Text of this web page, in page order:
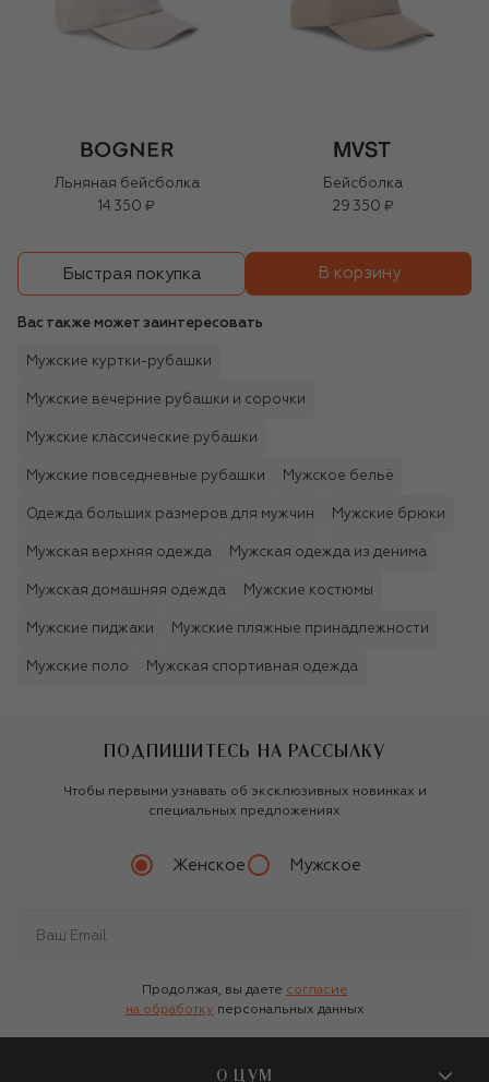
Льняная бейсболка
14 350 ₽
Бейсболка
29 350 ₽
Быстрая покупка В корзину
Вас также может заинтересовать
Мужские куртки-рубашки
Мужские вечерние рубашки и сорочки
Мужские классические рубашки
Мужские повседневные рубашки Мужское бельё
Одежда больших размеров для мужчин Мужские брюки
Мужская верхняя одежда Мужская одежда из денима
Мужская домашняя одежда Мужские костюмы
Мужские пиджаки Мужские пляжные принадлежности
Мужские поло Мужская спортивная одежда
ПОДПИШИТЕСЬ НА РАССЫЛКУ
Чтобы первыми узнавать об эксклюзивных новинках и
специальных предложениях
Женское Мужское
Продолжая, вы даете согласие
на обработку персональных данных
О ЦУМ